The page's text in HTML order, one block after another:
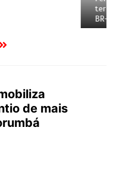
de mais